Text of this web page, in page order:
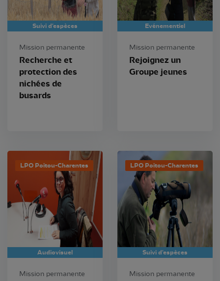
Suivi d'espèces
Mission permanente
Recherche et
protection des
nichées de
busards
Evénementiel
Mission permanente
Rejoignez un
Groupe jeunes
LPO Poitou-Charentes
Audiovisuel
Mission permanente
LPO Poitou-Charentes
Suivi d'espèces
Mission permanente